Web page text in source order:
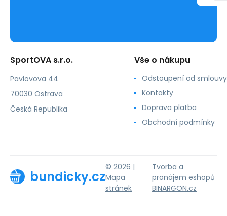
SportOVA s.r.o.
Pavlovova 44
70030 Ostrava
Česká Republika
Vše o nákupu
Odstoupení od smlouvy
Kontakty
Doprava platba
Obchodní podmínky
bundicky.cz
© 2026 |
Mapa
stránek
Tvorba a
pronájem eshopů
BINARGON.cz